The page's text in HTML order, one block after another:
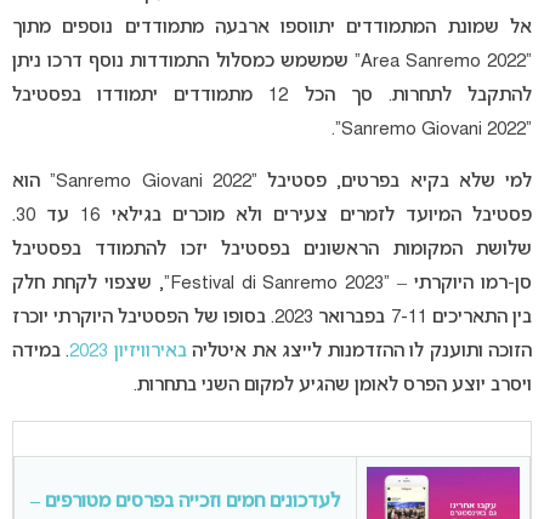
אל שמונת המתמודדים יתווספו ארבעה מתמודדים נוספים מתוך
“Area Sanremo 2022” שמשמש כמסלול התמודדות נוסף דרכו ניתן
להתקבל לתחרות. סך הכל 12 מתמודדים יתמודדו בפסטיבל
“Sanremo Giovani 2022”.
למי שלא בקיא בפרטים, פסטיבל “Sanremo Giovani 2022” הוא
פסטיבל המיועד לזמרים צעירים ולא מוכרים בגילאי 16 עד 30.
שלושת המקומות הראשונים בפסטיבל יזכו להתמודד בפסטיבל
סן-רמו היוקרתי – “Festival di Sanremo 2023”, שצפוי לקחת חלק
בין התאריכים 7-11 בפברואר 2023. בסופו של הפסטיבל היוקרתי יוכרז
הזוכה ותוענק לו ההזדמנות לייצג את איטליהבאירוויזיון 2023
. במידה
ויסרב יוצע הפרס לאומן שהגיע למקום השני בתחרות.
לעדכונים חמים וזכייה בפרסים מטורפים –